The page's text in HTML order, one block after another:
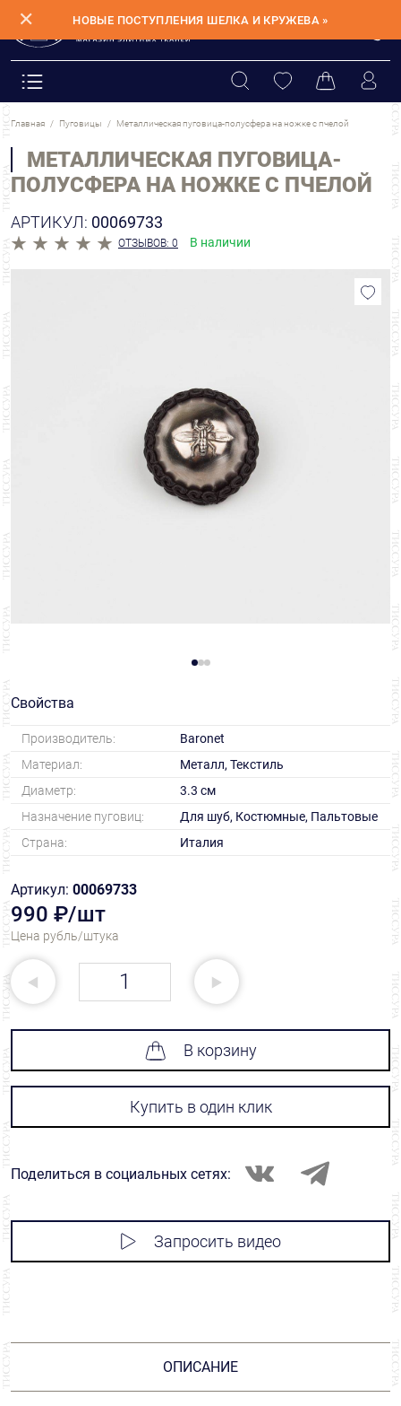
✕ НОВЫЕ ПОСТУПЛЕНИЯ ШЕЛКА И КРУЖЕВА »
Главная Пуговицы Металлическая пуговица-полусфера на ножке с пчелой
МЕТАЛЛИЧЕСКАЯ ПУГОВИЦА-
ПОЛУСФЕРА НА НОЖКЕ С ПЧЕЛОЙ
АРТИКУЛ: 00069733
ОТЗЫВОВ: 0 В наличии
Свойства
Производитель:
Baronet
Материал:
Металл, Текстиль
Диаметр:
3.3 см
Назначение пуговиц:
Для шуб, Костюмные, Пальтовые
Страна:
Италия
Артикул: 00069733
990 ₽/шт
Цена рубль/штука
В корзину
Купить в один клик
Поделиться в социальных сетях:
Запросить видео
ОПИСАНИЕ